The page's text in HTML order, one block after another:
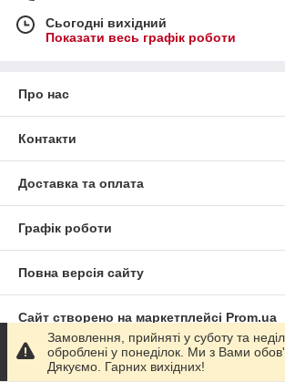
Сьогодні вихідний
Показати весь графік роботи
Про нас
Контакти
Доставка та оплата
Графік роботи
Повна версія сайту
Сайт створено на маркетплейсі Prom.ua
Політика конфіденційності
Замовлення, прийняті у суботу та
оброблені у понеділок. Ми з Вами
Дякуємо. Гарних вихідних!